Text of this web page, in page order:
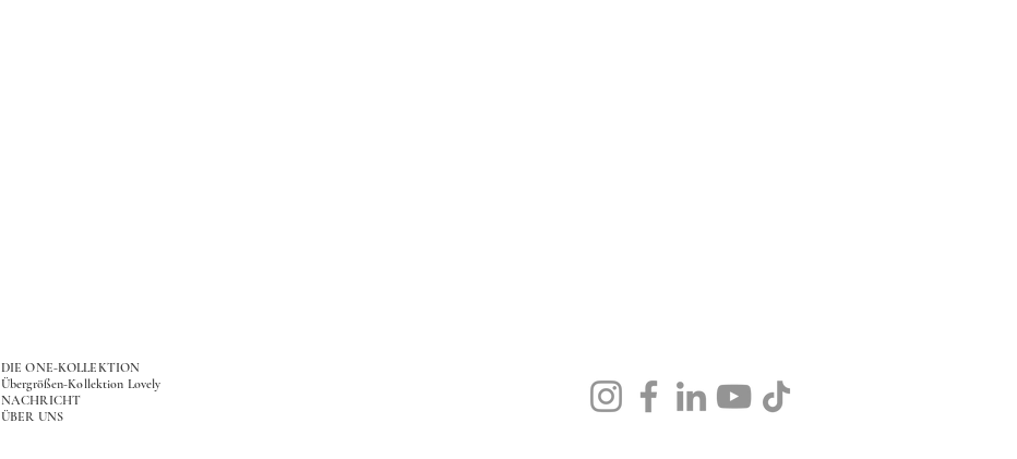
DIE ONE-KOLLEKTION
Übergrößen-Kollektion Lovely
NACHRICHT
ÜBER UNS